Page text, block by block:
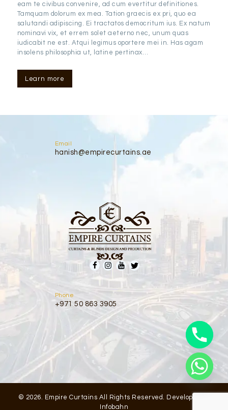
eam te civibus convenire, ad cum evertitur definitiones.
Tamquam dolorum ex mea. Tation graecis ex pri, quo ea
salutandi adipiscing. Ei tractatos democritum ius. Ex natum
nominavi vix, et errem solet aeterno nec, unum quas
iudicabit ne est. Atqui legimus oportere mei in. Has agam
insolens philosophia ut, latine pertinax…
Learn more
Email
hanish@empirecurtains.ae
Phone
+971 50 863 3905
© 2026. Empire Curtains All Rights Reserved. Developed by
Infobahn